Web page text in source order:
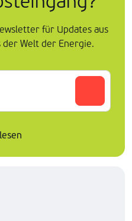
für Updates aus
Welt der Energie.